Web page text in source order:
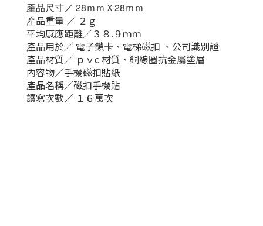
產品尺寸／ 28ｍｍＸ28ｍｍ
產品重量 ／ ２ｇ
平均感應距離／３８.９ｍｍ
產品用於／ 電子鎖卡、電梯磁扣 、公司識別證
產品材質／ ｐｖc 材質、銅線圈抗金屬塗層
內容物／手機磁扣貼紙
產品名稱／磁扣手機貼
讀寫次數／ １６萬次